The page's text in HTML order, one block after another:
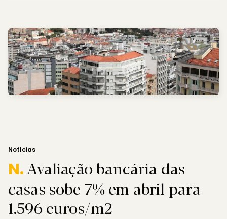
Notícias
N.Avaliação bancária das
casas sobe 7% em abril para
1.596 euros/m2